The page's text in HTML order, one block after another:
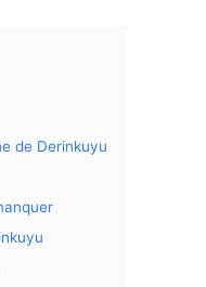
de Derinkuyu